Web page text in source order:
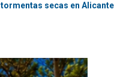
tormentas secas en Alicante